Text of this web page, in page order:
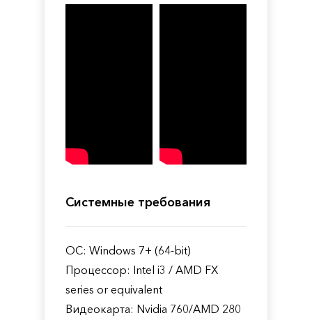
Системные требования
ОС: Windows 7+ (64-bit)
Процессор: Intel i3 / AMD FX
series or equivalent
Видеокарта: Nvidia 760/AMD 280